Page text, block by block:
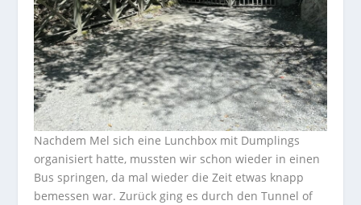
Nachdem Mel sich eine Lunchbox mit Dumplings
organisiert hatte, mussten wir schon wieder in einen
Bus springen, da mal wieder die Zeit etwas knapp
bemessen war. Zurück ging es durch den Tunnel of